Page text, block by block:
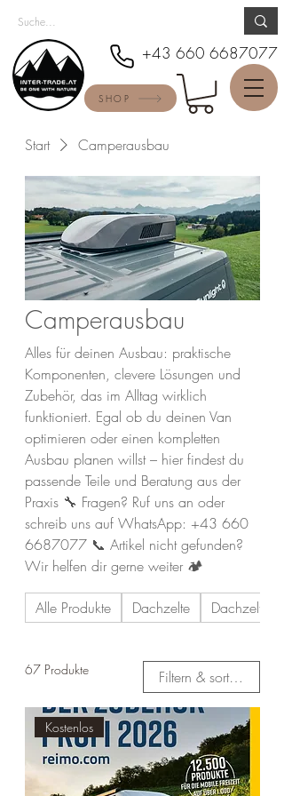
+43 660 6687077
SHOP
Start Camperausbau
Camperausbau
Alles für deinen Ausbau: praktische
Komponenten, clevere Lösungen und
Zubehör, das im Alltag wirklich
funktioniert. Egal ob du deinen Van
optimieren oder einen kompletten
Ausbau planen willst – hier findest du
passende Teile und Beratung aus der
Praxis 🔧 Fragen? Ruf uns an oder
schreib uns auf WhatsApp: +43 660
6687077 📞 Artikel nicht gefunden?
Wir helfen dir gerne weiter 🏕️
Alle Produkte Dachzelte Dachzelt
67 Produkte Filtern & sortieren
Kostenlos